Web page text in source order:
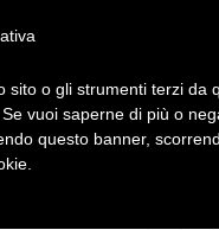
sito o gli strumenti terzi da
Se vuoi saperne di più o
questo banner,